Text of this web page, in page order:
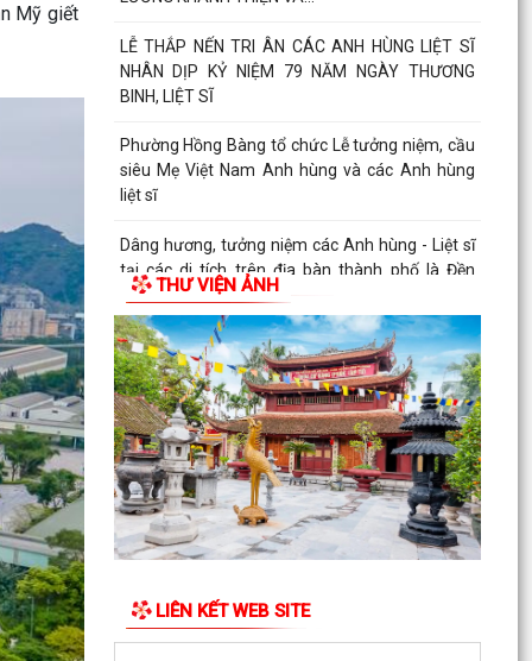
Mỹ giết
Dâng hương, tưởng niệm các Anh hùng - Liệt sĩ
tại các di tích trên địa bàn thành phố là Đền
thờ...
PHƯỜNG HỒNG BÀNG TỔ CHỨC HỘI NGHỊ SƠ
KẾT 6 THÁNG ĐẦU NĂM 2026 CÔNG TÁC BẢO
VỆ NỀN TẢNG TƯ TƯỞNG CỦA...
Hội Cựu CAND phường Hồng Bàng đi thăm, tặng
quà các gia đình thương binh, thân nhân liệt sỹ
CAND
Phường Hồng Bàng phát huy vai trò, nâng cao
hiệu lực, hiệu quả hoạt động của bộ máy chính
quyền cơ...
TUỔI TRẺ PHƯỜNG HỒNG BÀNG TỔ CHỨC
CHƯƠNG TRÌNH NÓI CHUYỆN TRUYỀN THỐNG
NHÂN KỶ NIỆM 79 NĂM NGÀY...
Đồng chí Nguyễn Văn Tuấn, Bí thư Đảng ủy
phường Hồng Bàng được Chủ tịch UBND thành
Đoàn lãnh đạo Đảng uỷ - HĐND - UBND - UBMTQ
THƯ VIỆN ẢNH
LIÊN KẾT WEB SITE